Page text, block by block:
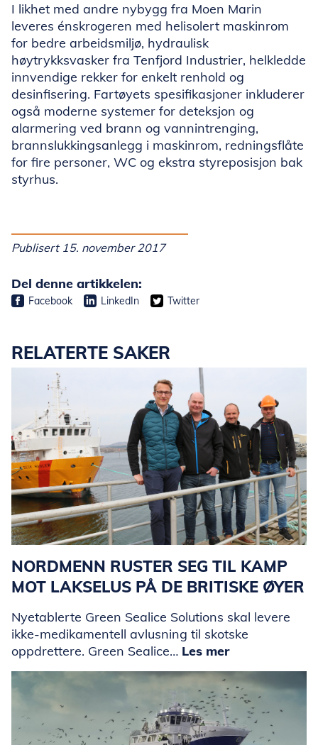
I likhet med andre nybygg fra Moen Marin
leveres énskrogeren med helisolert maskinrom
for bedre arbeidsmiljø, hydraulisk
høytrykksvasker fra Tenfjord Industrier, helkledde
innvendige rekker for enkelt renhold og
desinfisering. Fartøyets spesifikasjoner inkluderer
også moderne systemer for deteksjon og
alarmering ved brann og vannintrenging,
brannslukkingsanlegg i maskinrom, redningsflåte
for fire personer, WC og ekstra styreposisjon bak
styrhus.
Publisert 15. november 2017
Del denne artikkelen:
Facebook LinkedIn Twitter
RELATERTE SAKER
NORDMENN RUSTER SEG TIL KAMP
MOT LAKSELUS PÅ DE BRITISKE ØYER
Nyetablerte Green Sealice Solutions skal levere
ikke-medikamentell avlusning til skotske
oppdrettere. Green Sealice… Les mer